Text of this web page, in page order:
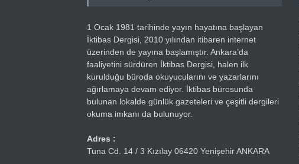
1 Ocak 1981 tarihinde yayın hayatına başlayan
İktibas Dergisi, 2010 yılından itibaren internet
üzerinden de yayına başlamıştır. Ankara’da
faaliyetini sürdüren İktibas Dergisi, halen ilk
kurulduğu büroda okuyucularını ve yazarlarını
ağırlamaya devam ediyor. İktibas bürosunda
bulunan lokalde günlük gazeteleri ve çeşitli dergileri
okuma imkanı da bulunuyor.
Adres :
Tuna Cd. 14 / 3 Kızılay 06420 Yenişehir ANKARA